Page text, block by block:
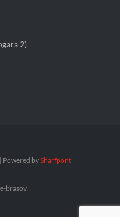
2)
| Powered bySharfpont